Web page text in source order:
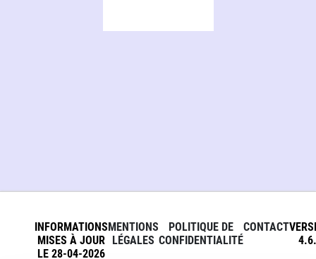
INFORMATIONS
MISES À JOUR
LE 28-04-2026
MENTIONS
LÉGALES
POLITIQUE DE
CONFIDENTIALITÉ
CONTACT